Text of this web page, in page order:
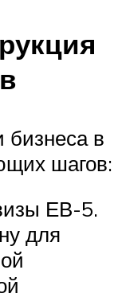
бизнеса в
шагов:
ЕВ-5.
для